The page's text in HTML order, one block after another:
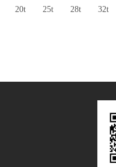
20t
25t 28t 32t